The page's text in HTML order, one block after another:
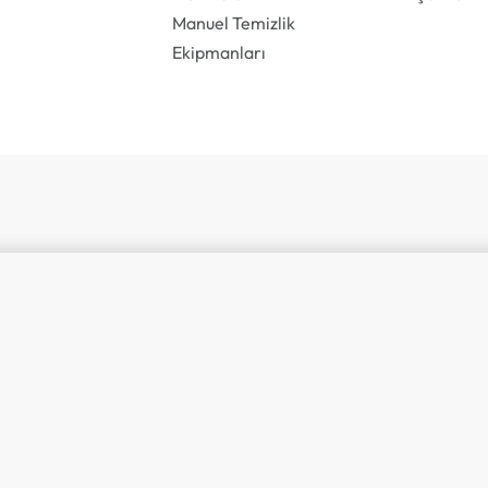
Manuel Temizlik
Ekipmanları